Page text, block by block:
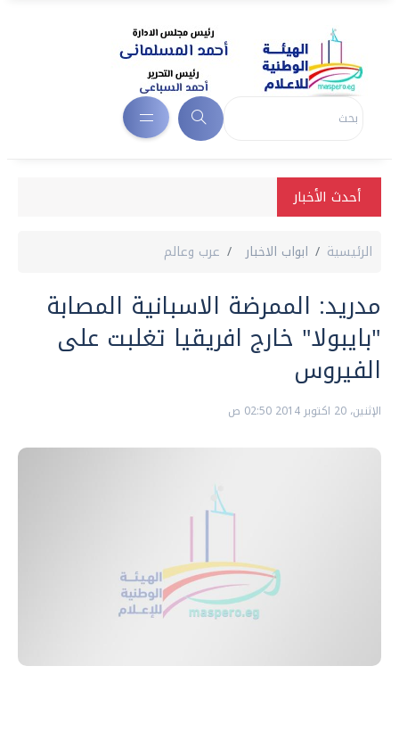
أحدث الأخبار
الرئيسية ابواب الاخبار عرب وعالم
مدريد: الممرضة الاسبانية المصابة
"بايبولا" خارج افريقيا تغلبت على
الفيروس
الإثنين، 20 اكتوبر 2014 02:50 ص